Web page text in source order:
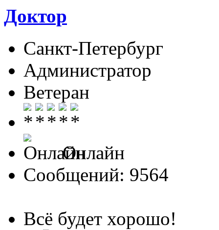
Доктор
Санкт-Петербург
Администратор
Ветеран
Онлайн
Сообщений: 9564
Всё будет хорошо!